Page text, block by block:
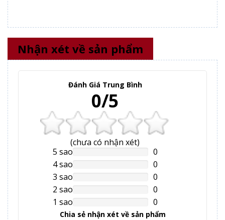
Nhận xét về sản phẩm
Đánh Giá Trung Bình
0/5
(chưa có nhận xét)
5 saoNAN%
Complete
0
4 saoNAN%
Complete
0
3 saoNAN%
Complete
0
2 saoNAN%
Complete
0
1 saoNAN%
Complete
0
Chia sẻ nhận xét về sản phẩm